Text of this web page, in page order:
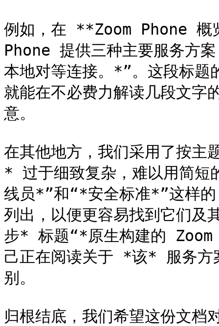
例如，在 **Zoom Phone 概
Phone 提供三种主要服务方
本地对等连接。*”。这段标题
就能在不必费力解读几段文字
意。
在其他地方，我们采用了按
* 过于细致复杂，难以用简短
线员*”和“*安全标准*”这样
列出，以便更容易找到它们
步* 标题“*原生构建的
己正在阅读关于 *该* 服务方
别。
归根结底，我们希望这份文档